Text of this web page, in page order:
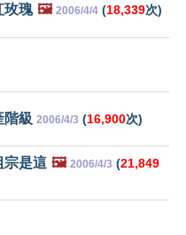
玫瑰 🖼️ 2006/4/4 (18,339次)
階級 2006/4/3 (16,900次)
宗是這 🖼️ 2006/4/3 (21,849